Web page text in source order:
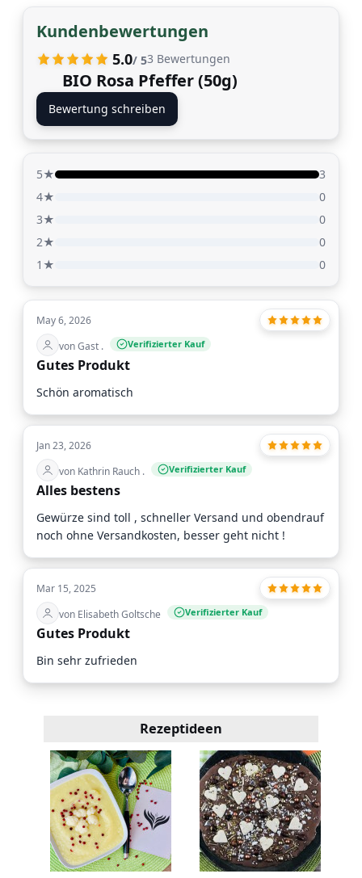
Kundenbewertungen
5.0/ 53 Bewertungen
BIO Rosa Pfeffer (50g)
Bewertung schreiben
5★
3
4★
0
3★
0
2★
0
1★
0
May 6, 2026
von Gast .
Verifizierter Kauf
Gutes Produkt
Schön aromatisch
Jan 23, 2026
von Kathrin Rauch .
Verifizierter Kauf
Alles bestens
Gewürze sind toll , schneller Versand und obendrauf
noch ohne Versandkosten, besser geht nicht !
Mar 15, 2025
von Elisabeth Goltsche
Verifizierter Kauf
Gutes Produkt
Bin sehr zufrieden
Rezeptideen